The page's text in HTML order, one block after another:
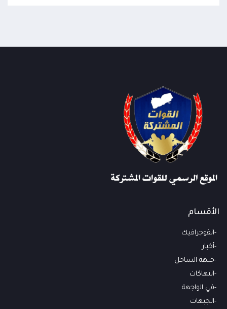
الأقسام
انفوجرافيك
أخبار
جبهة الساحل
انتهاكات
في الواجهة
الجبهات